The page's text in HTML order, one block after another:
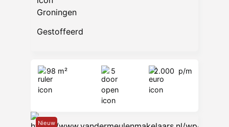
Groningen
Gestoffeerd
98 m² 5 2.000 p/m
Nieuw